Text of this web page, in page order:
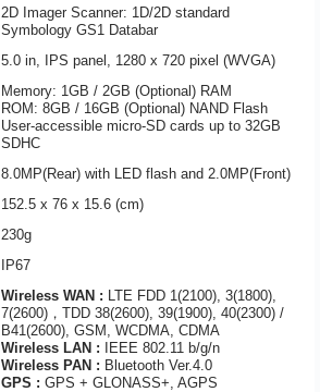
2D Imager Scanner: 1D/2D standard
Symbology GS1 Databar
5.0 in, IPS panel, 1280 x 720 pixel (WVGA)
Memory: 1GB / 2GB (Optional) RAM
ROM: 8GB / 16GB (Optional) NAND Flash
User-accessible micro-SD cards up to 32GB
SDHC
8.0MP(Rear) with LED flash and 2.0MP(Front)
152.5 x 76 x 15.6 (cm)
230g
IP67
Wireless WAN : LTE FDD 1(2100), 3(1800),
7(2600)，TDD 38(2600), 39(1900), 40(2300) /
B41(2600), GSM, WCDMA, CDMA
Wireless LAN :
IEEE 802.11 b/g/n
Wireless PAN : Bluetooth Ver.4.0
GPS : GPS + GLONASS+, AGPS